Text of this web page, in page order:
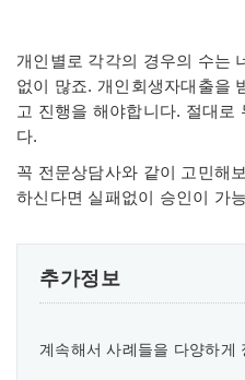
개인별로 각각의 경우의 수는
없이 많죠. 개인회생자대출을
고 진행을 해야합니다. 절대로
다.
꼭 전문상담사와 같이 고민해
하신다면 실패없이 승인이 가
추가정보
계속해서 사례들을 다양하게